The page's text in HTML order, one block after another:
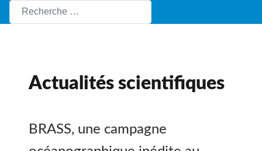
Rechercher
Actualités scientifiques
BRASS, une campagne